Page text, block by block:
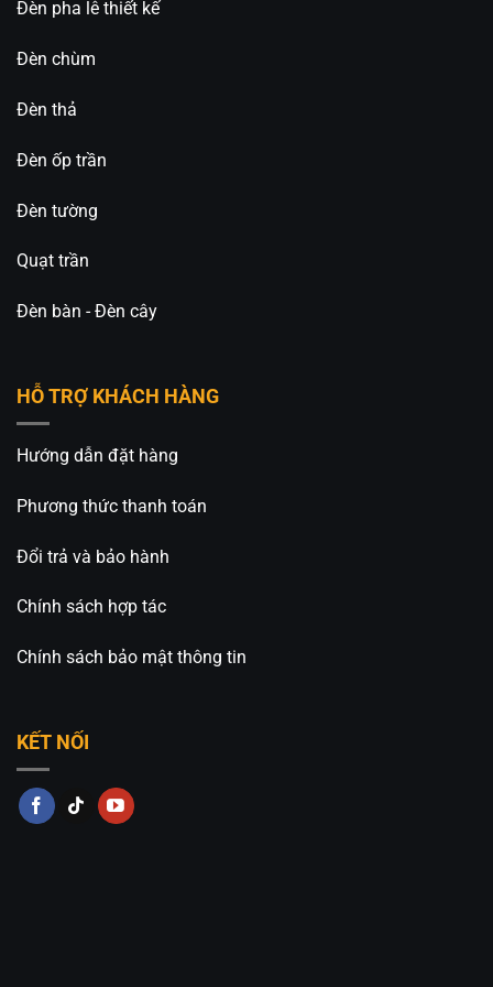
Fanpage:
Đèn pha lê thiết kế
Đèn chùm
Đèn thả
Đèn ốp trần
Đèn tường
Quạt trần
Đèn bàn - Đèn cây
HỖ TRỢ KHÁCH HÀNG
Hướng dẫn đặt hàng
Phương thức thanh toán
Đổi trả và bảo hành
Chính sách hợp tác
Chính sách bảo mật thông tin
KẾT NỐI